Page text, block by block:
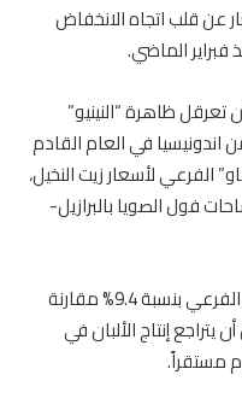
عن قلب اتجاه الانخفاض
الماضي.
ظاهرة “النينيو”
اندونيسيا في العام القادم
في مؤشر “فاو” الفرعي لأسعار زيت النخيل،
فول الصويا بالبرازيل-
من جانب ثان، ارتفع مؤشر أسعار الألبان الفرعي بنسبة 9.4% مقارنة
إنتاج الألبان في
مستقراً.